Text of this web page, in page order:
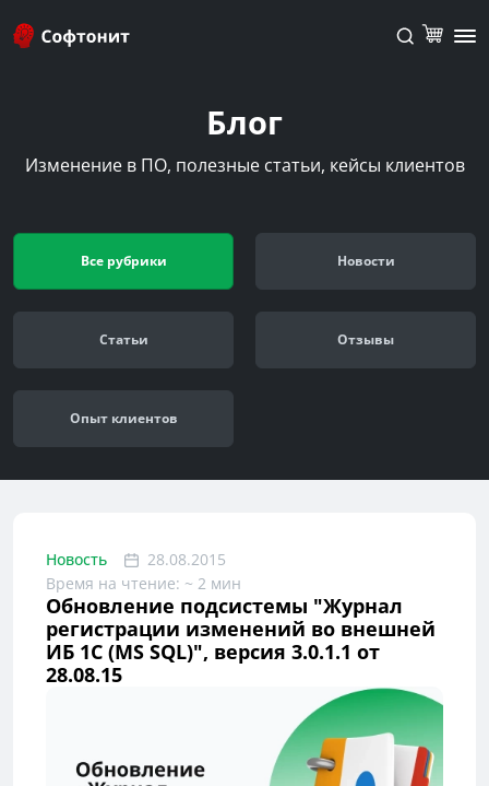
Блог
Изменение в ПО, полезные статьи, кейсы клиентов
Все рубрики Новости
Cтатьи Отзывы
Опыт клиентов
Новость
28.08.2015
Время на чтение: ~ 2 мин
Обновление подсистемы "Журнал
регистрации изменений во внешней
ИБ 1С (MS SQL)", версия 3.0.1.1 от
28.08.15